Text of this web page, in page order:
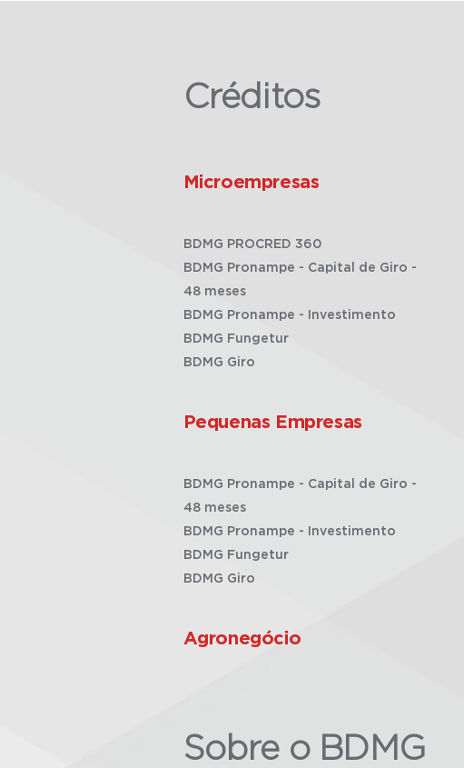
Créditos
Microempresas
BDMG PROCRED 360
BDMG Pronampe - Capital de Giro -
48 meses
BDMG Pronampe - Investimento
BDMG Fungetur
BDMG Giro
Pequenas Empresas
BDMG Pronampe - Capital de Giro -
48 meses
BDMG Pronampe - Investimento
BDMG Fungetur
BDMG Giro
Agronegócio
Sobre o BDMG